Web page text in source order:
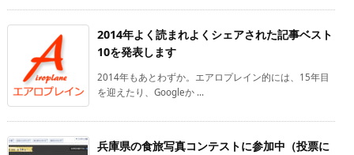
2014年よく読まれよくシェアされた記事ベスト
10を発表します
2014年もあとわずか。エアロプレイン的には、15年目
を迎えたり、Googleか ...
兵庫県の食旅写真コンテストに参加中（投票に